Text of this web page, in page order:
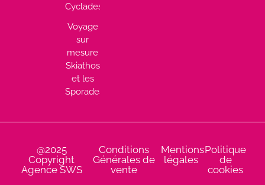
Cyclades
Voyage
sur
mesure
Skiathos
et les
Sporades
@2025
Copyright
Agence SWS
Conditions
Générales de
vente
Mentions
légales
Politique
de
cookies